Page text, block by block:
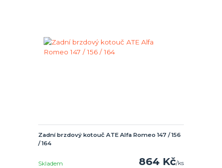
Zadní brzdový kotouč ATE Alfa Romeo 147 / 156
/ 164
864 Kč/ks
Skladem